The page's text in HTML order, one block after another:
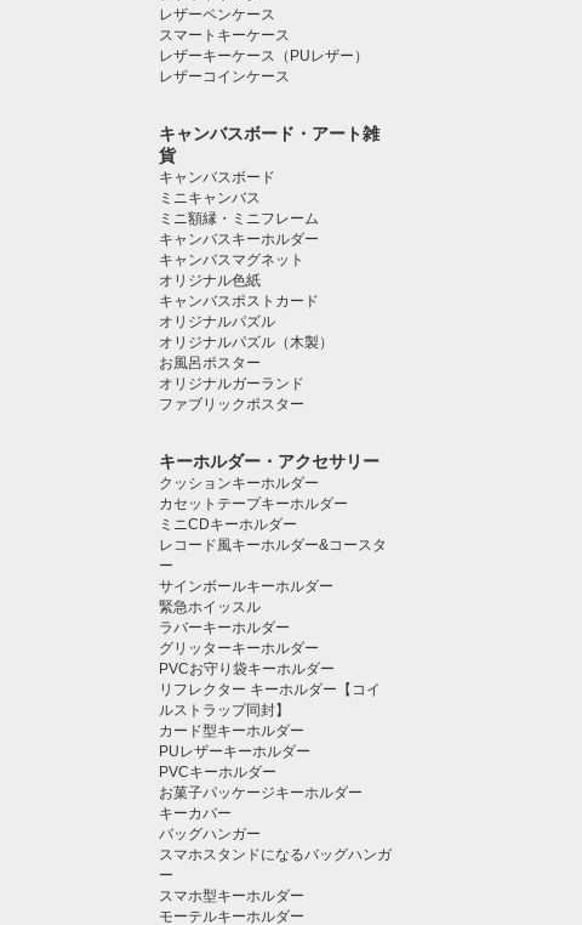
レザーペンケース
スマートキーケース
レザーキーケース（PUレザー）
レザーコインケース
キャンバスボード・アート雑
貨
キャンバスボード
ミニキャンバス
ミニ額縁・ミニフレーム
キャンバスキーホルダー
キャンバスマグネット
オリジナル色紙
キャンバスポストカード
オリジナルパズル
オリジナルパズル（木製）
お風呂ポスター
オリジナルガーランド
ファブリックポスター
キーホルダー・アクセサリー
クッションキーホルダー
カセットテープキーホルダー
ミニCDキーホルダー
レコード風キーホルダー&コースタ
ー
サインボールキーホルダー
緊急ホイッスル
ラバーキーホルダー
グリッターキーホルダー
PVCお守り袋キーホルダー
リフレクター キーホルダー【コイ
ルストラップ同封】
カード型キーホルダー
PUレザーキーホルダー
PVCキーホルダー
お菓子パッケージキーホルダー
キーカバー
バッグハンガー
スマホスタンドになるバッグハンガ
ー
スマホ型キーホルダー
モーテルキーホルダー